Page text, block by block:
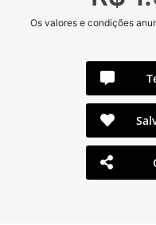
Os valores e condições